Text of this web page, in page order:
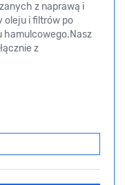
z naprawą i
oleju i filtrów po
hamulcowego.Nasz
z